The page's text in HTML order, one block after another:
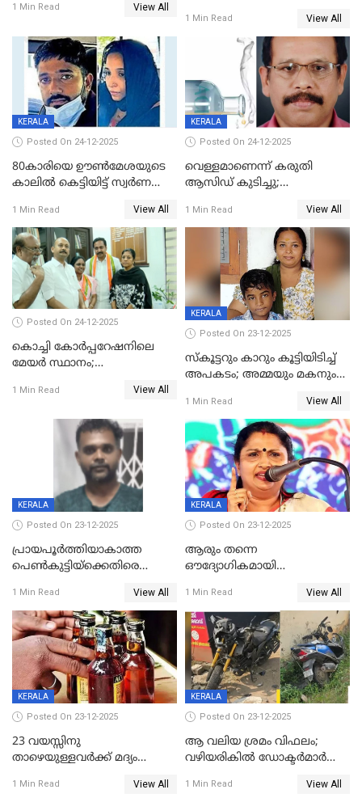
1 Min Read View All
ഗർഭിണിയായ യുവതിക്ക് ക്രൂര
1 Min Read View All
KERALA
Posted On 24-12-2025
80കാരിയെ ഊൺമേശയുടെ
കാലിൽ കെട്ടിയിട്ട് സ്വർണവും
കൊച്ചുമകനും സുഹൃത്തും
അറസ്റ്റിൽ
1 Min Read View All
KERALA
Posted On 24-12-2025
വെള്ളമാണെന്ന് കരുതി
ആസിഡ് കുടിച്ചു;
മരിച്ചു
1 Min Read View All
Posted On 24-12-2025
കൊച്ചി കോര്‍പ്പറേഷനിലെ
മേയര്‍ സ്ഥാനം;
രൂക്ഷം
1 Min Read View All
KERALA
Posted On 23-12-2025
സ്കൂട്ടറും കാറും കൂട്ടിയിടിച്ച്
അപകടം; അമ്മയും മകനും
ഗുരുതരാവസ്ഥയിൽ
1 Min Read View All
KERALA
Posted On 23-12-2025
പ്രായപൂർത്തിയാകാത്ത
പെൺകുട്ടിയ്ക്കെതിരെ
59 വർഷം തടവും 90,൦൦൦ രൂപ
പിഴയും ശിക്ഷ
1 Min Read View All
KERALA
Posted On 23-12-2025
ആരും തന്നെ
ഔദ്യോഗികമായി
കണ്ടെത്താൻ ഇന്ന് കോർ
കമ്മിറ്റി കൂടിയില്ല';
അതൃപ്തിയുമായി ദീപ്തി മേരി
വർഗീസ്
1 Min Read View All
KERALA
Posted On 23-12-2025
23 വയസ്സിനു
താഴെയുള്ളവർക്ക് മദ്യം
നടപടി;സ്ഥാപനങ്ങൾക്കെതിരെ
1 Min Read View All
KERALA
Posted On 23-12-2025
ആ വലിയ ശ്രമം വിഫലം;
വഴിയരികില്‍ ‌ഡോക്ടര്‍മാര്‍
മരണത്തിന് കീഴടങ്ങി
1 Min Read View All